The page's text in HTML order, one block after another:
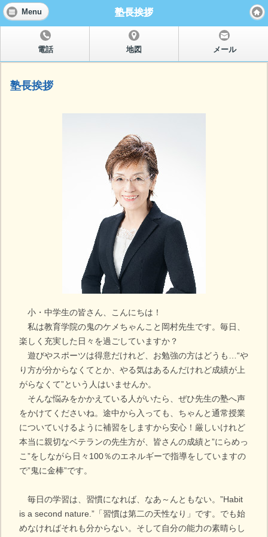
Menu 塾長挨拶
電話 地図 メール
塾長挨拶
小・中学生の皆さん、こんにちは！
私は教育学院の鬼のケメちゃんこと岡村先生です。毎日、
楽しく充実した日々を過ごしていますか？
遊びやスポーツは得意だけれど、お勉強の方はどうも…“や
り方が分からなくてとか、やる気はあるんだけれど成績が上
がらなくて”という人はいませんか。
そんな悩みをかかえている人がいたら、ぜひ先生の塾へ声
をかけてくださいね。途中から入っても、ちゃんと通常授業
についていけるように補習をしますから安心！厳しいけれど
本当に親切なベテランの先生方が、皆さんの成績と”にらめっ
こ”をしながら日々100％のエネルギーで指導をしていますの
で”鬼に金棒”です。
毎日の学習は、習慣になれば、なあ～んともない。”Habit
is a second nature.”「習慣は第二の天性なり」です。でも始
めなければそれも分からない。そして自分の能力の素晴らし